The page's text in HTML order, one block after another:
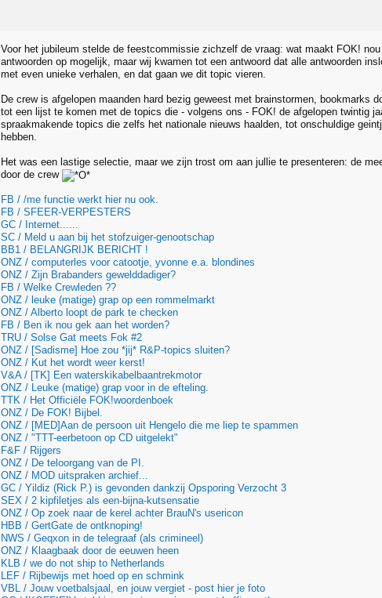
Voor het jubileum stelde de feestcommissie zichzelf de vraag: wat maakt FOK!
antwoorden op mogelijk, maar wij kwamen tot een antwoord dat alle antwoorden
met even unieke verhalen, en dat gaan we dit topic vieren.
De crew is afgelopen maanden hard bezig geweest met brainstormen, bookmarks
tot een lijst te komen met de topics die - volgens ons - FOK! de afgelopen twintig
spraakmakende topics die zelfs het nationale nieuws haalden, tot onschuldige
hebben.
Het was een lastige selectie, maar we zijn trost om aan jullie te presenteren: de
door de crew
FB / /me functie werkt hier nu ook.
FB / SFEER-VERPESTERS
GC / Internet......
SC / Meld u aan bij het stofzuiger-genootschap
BB1 / BELANGRIJK BERICHT !
ONZ / computerles voor catootje, yvonne e.a. blondines
ONZ / Zijn Brabanders gewelddadiger?
FB / Welke Crewleden ??
ONZ / leuke (matige) grap op een rommelmarkt
ONZ / Alberto loopt de park te checken
FB / Ben ik nou gek aan het worden?
TRU / Solse Gat meets Fok #2
ONZ / [Sadisme] Hoe zou *jij* R&P-topics sluiten?
ONZ / Kut het wordt weer kerst!
V&A / [TK] Een waterskikabelbaantrekmotor
ONZ / Leuke (matige) grap voor in de efteling.
TTK / Het Officiële FOK!woordenboek
ONZ / De FOK! Bijbel.
ONZ / [MED]Aan de persoon uit Hengelo die me liep te spammen
ONZ / "TTT-eerbetoon op CD uitgelekt"
F&F / Rijgers
ONZ / De teloorgang van de PI.
ONZ / MOD uitspraken archief...
GC / Yildiz (Rick P.) is gevonden dankzij Opsporing Verzocht 3
SEX / 2 kipfiletjes als een-bijna-kutsensatie
ONZ / Op zoek naar de kerel achter BrauN's usericon
HBB / GertGate de ontknoping!
NWS / Geqxon in de telegraaf (als crimineel)
ONZ / Klaagbaak door de eeuwen heen
KLB / we do not ship to Netherlands
LEF / Rijbewijs met hoed op en schmink
VBL / Jouw voetbalsjaal, en jouw vergiet - post hier je foto